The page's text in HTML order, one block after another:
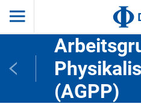
(AGPP)